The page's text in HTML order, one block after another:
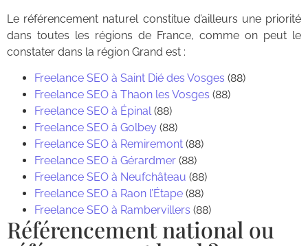
Le référencement naturel constitue d’ailleurs une priorité
dans toutes les régions de France, comme on peut le
constater dans la région Grand est :
Freelance SEO à Saint Dié des Vosges (88)
Freelance SEO à Thaon les Vosges (88)
Freelance SEO à Épinal(88)
Freelance SEO à Golbey (88)
Freelance SEO à Remiremont (88)
Freelance SEO à Gérardmer (88)
Freelance SEO à Neufchâteau (88)
Freelance SEO à Raon l’Étape (88)
Freelance SEO à Rambervillers (88)
Référencement national ou